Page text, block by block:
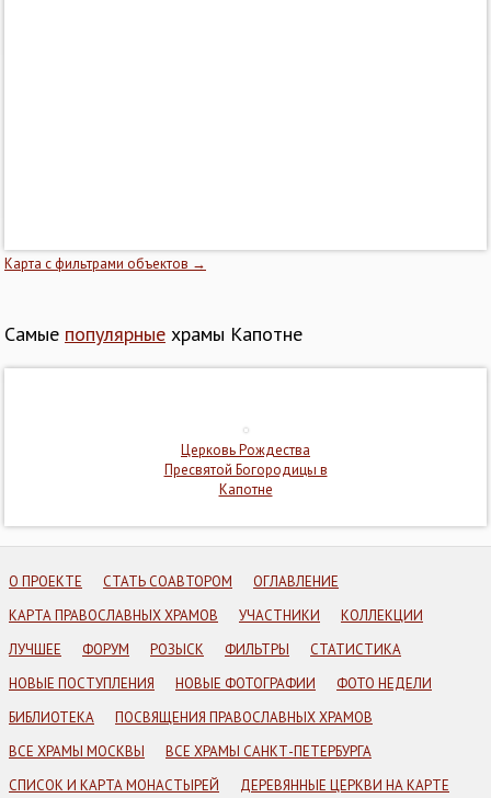
Карта с фильтрами объектов →
Самые популярные храмы Капотне
Церковь Рождества
Пресвятой Богородицы в
Капотне
О ПРОЕКТЕ СТАТЬ СОАВТОРОМ
ОГЛАВЛЕНИЕ
КАРТА ПРАВОСЛАВНЫХ ХРАМОВ
УЧАСТНИКИ
КОЛЛЕКЦИИ
ЛУЧШЕЕ
ФОРУМ РОЗЫСК ФИЛЬТРЫ
СТАТИСТИКА
НОВЫЕ ПОСТУПЛЕНИЯ
НОВЫЕ ФОТОГРАФИИ
ФОТО НЕДЕЛИ
БИБЛИОТЕКА
ПОСВЯЩЕНИЯ ПРАВОСЛАВНЫХ ХРАМОВ
ВСЕ ХРАМЫ МОСКВЫ
ВСЕ ХРАМЫ САНКТ-ПЕТЕРБУРГА
СПИСОК И КАРТА МОНАСТЫРЕЙ
ДЕРЕВЯННЫЕ ЦЕРКВИ НА КАРТЕ